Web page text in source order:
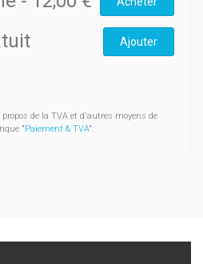
Ajouter
de la TVA et d'autres moyens de
"Paiement & TVA".